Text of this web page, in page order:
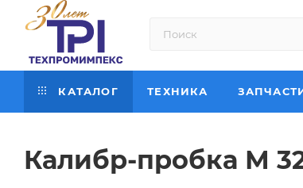
КАТАЛОГ ТЕХНИКА
Калибр-пробка М